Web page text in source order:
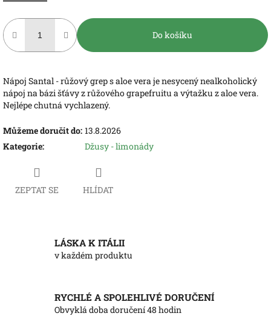
Do košíku
Nápoj Santal - růžový grep s aloe vera je nesycený nealkoholický
nápoj na bázi šťávy z růžového grapefruitu a výtažku z aloe vera.
Nejlépe chutná vychlazený.
Můžeme doručit do: 13.8.2026
Kategorie: Džusy - limonády
ZEPTAT SE HLÍDAT
LÁSKA K ITÁLII
v každém produktu
RYCHLÉ A SPOLEHLIVÉ DORUČENÍ
Obvyklá doba doručení 48 hodin